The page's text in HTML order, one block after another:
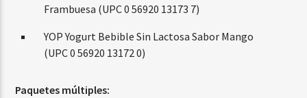
Frambuesa (UPC 0 56920 13173 7)
YOP Yogurt Bebible Sin Lactosa Sabor Mango
(UPC 0 56920 13172 0)
Paquetes múltiples: